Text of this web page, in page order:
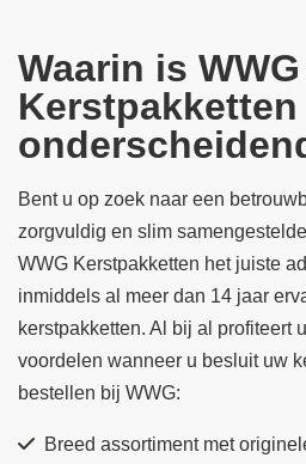
Waarin is WWG
Kerstpakketten
Bent u op zoek naar een
zorgvuldig en slim
WWG Kerstpakketten het juiste
inmiddels al meer dan 14 jaar
kerstpakketten. Al bij al profiteert
voordelen wanneer u besluit uw
bestellen bij WWG:
Breed assortiment met